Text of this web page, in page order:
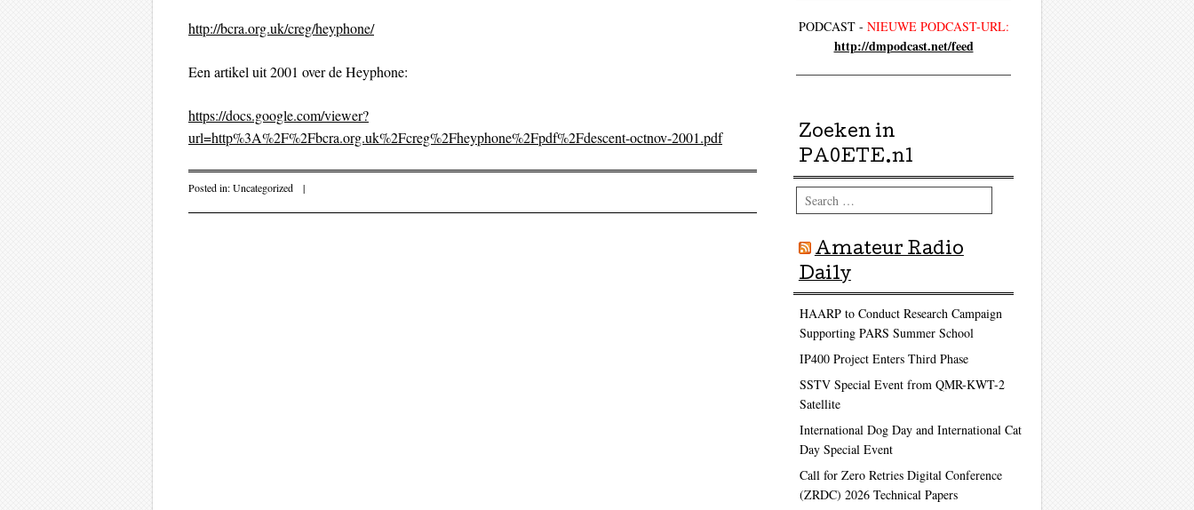
http://bcra.org.uk/creg/heyphone/
Een artikel uit 2001 over de Heyphone:
https://docs.google.com/viewer?
url=http%3A%2F%2Fbcra.org.uk%2Fcreg%2Fheyphone%2Fpdf%2Fdescent-octnov-2001.pdf
Posted in:Uncategorized |
PODCAST - NIEUWE PODCAST-URL:
http://dmpodcast.net/feed
Zoeken in
PA0ETE.nl
Search
Amateur Radio
Daily
HAARP to Conduct Research Campaign
Supporting PARS Summer School
IP400 Project Enters Third Phase
SSTV Special Event from QMR-KWT-2
Satellite
International Dog Day and International Cat
Day Special Event
Call for Zero Retries Digital Conference
(ZRDC) 2026 Technical Papers